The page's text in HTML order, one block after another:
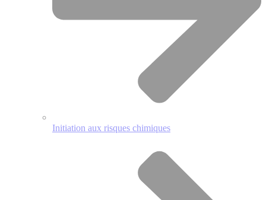
Initiation aux risques chimiques